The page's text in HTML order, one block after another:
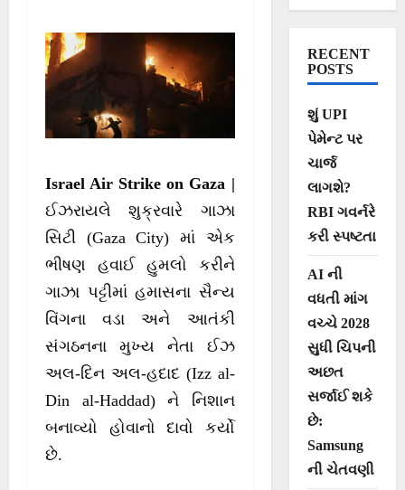
હમાસ ચીફ હદાદને
બનાવ્યો ટાર્ગેટ
Israel Air Strike on Gaza |
ઈઝરાયલે શુક્રવારે ગાઝા
સિટી (Gaza City) માં એક
ભીષણ હવાઈ હુમલો કરીને
ગાઝા પટ્ટીમાં હમાસના સૈન્ય
વિંગના વડા અને આતંકી
સંગઠનના મુખ્ય નેતા ઈઝ
અલ-દિન અલ-હદાદ (Izz al-
Din al-Haddad) ને નિશાન
બનાવ્યો હોવાનો દાવો કર્યો
છે.
RECENT
POSTS
શું UPI
પેમેન્ટ પર
ચાર્જ
લાગશે?
RBI ગવર્નરે
કરી સ્પષ્ટતા
AI ની
વધતી માંગ
વચ્ચે 2028
સુધી ચિપની
અછત
સર્જાઈ શકે
છે:
Samsung
ની ચેતવણી